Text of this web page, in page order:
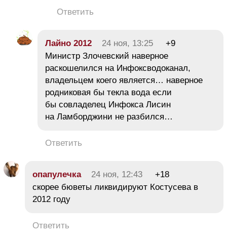
Ответить
Лайно 2012 24 ноя, 13:25
+9
Министр Злочевский наверное
раскошелился на Инфоксводоканал,
владельцем коего является… наверное
родниковая бы текла вода если
бы совладелец Инфокса Лисин
на Ламборджини не разбился…
Ответить
опапулечка 24 ноя, 12:43
+18
скорее бюветы ликвидируют Костусева в
2012 году
Ответить